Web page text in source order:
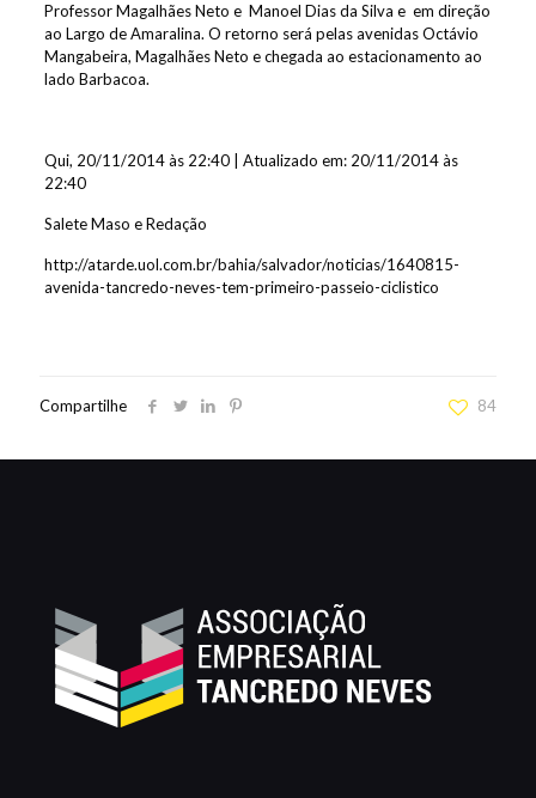
Professor Magalhães Neto e Manoel Dias da Silva e em direção
ao Largo de Amaralina. O retorno será pelas avenidas Octávio
Mangabeira, Magalhães Neto e chegada ao estacionamento ao
lado Barbacoa.
Qui, 20/11/2014 às 22:40 | Atualizado em: 20/11/2014 às
22:40
Salete Maso e Redação
http://atarde.uol.com.br/bahia/salvador/noticias/1640815-
avenida-tancredo-neves-tem-primeiro-passeio-ciclistico
Compartilhe 84